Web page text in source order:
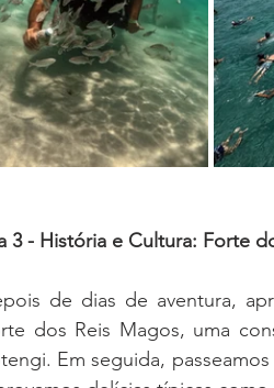
3 - História e Cultura: Forte
de dias de aventura,
dos Reis Magos, uma
Em seguida,